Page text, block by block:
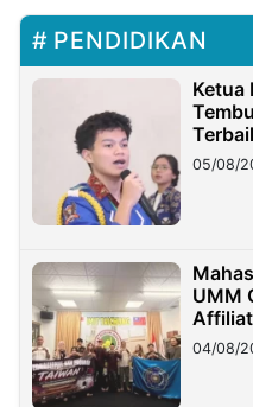
PENDIDIKAN
Ketua
05/08/
UMM
04/08/